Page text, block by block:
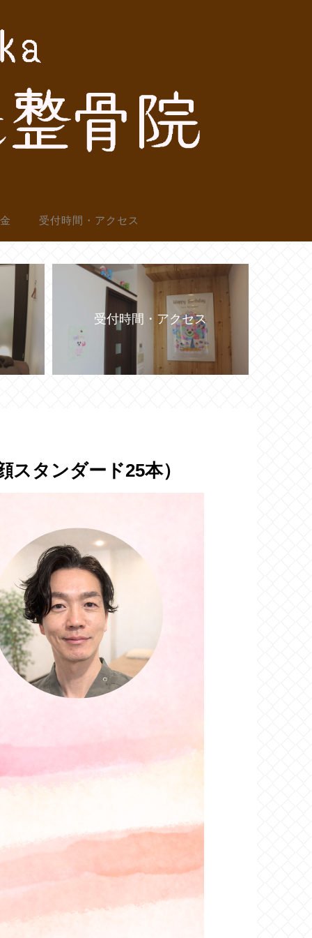
受付時間・アクセス
受付時間・アクセス
タンダード25本）